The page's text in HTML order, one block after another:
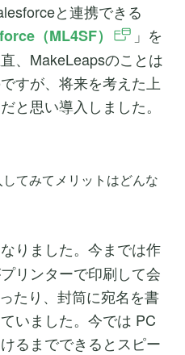
と連携できる
（ML4SF）
」を
、MakeLeapsのことは
すが、将来を考えた上
と思い導入しました。
てみてメリットはどんな
りました。今までは作
リンターで印刷して会
たり、封筒に宛名を書
いました。今では PC
るまでできるとスピー